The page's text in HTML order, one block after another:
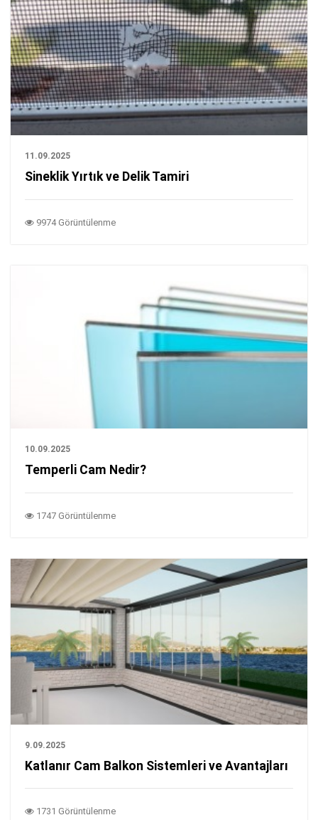
11.09.2025
Sineklik Yırtık ve Delik Tamiri
9974 Görüntülenme
10.09.2025
Temperli Cam Nedir?
1747 Görüntülenme
9.09.2025
Katlanır Cam Balkon Sistemleri ve Avantajları
1731 Görüntülenme